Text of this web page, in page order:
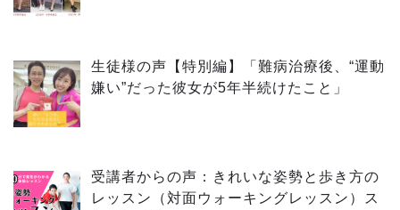
生徒様の声【特別編】「難病治療後、“運動
嫌い”だった彼女が5年半続けたこと」
受講者からの声：きれいな姿勢と歩き方の
レッスン（対面ウォーキングレッスン）ス